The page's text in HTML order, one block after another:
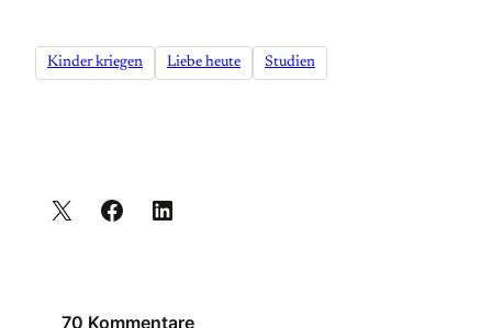
Kinder kriegen Liebe heute Studien
70 Kommentare